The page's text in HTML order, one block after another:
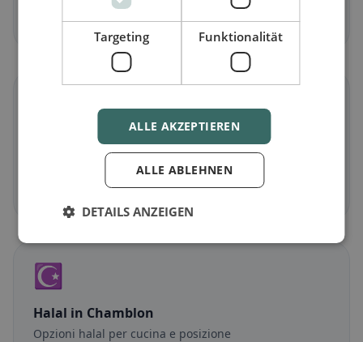
Scopri ora →
Senza glutinein Chamblon
Opzioni senza glutine e consigli della community
☪️
Halal in Chamblon
Opzioni halal per cucina e posizione
Targeting Funktionalität
ALLE AKZEPTIEREN
ALLE ABLEHNEN
DETAILS ANZEIGEN